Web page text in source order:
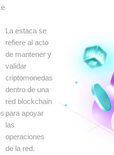
La estaca se
refiere al acto
de mantener y
validar
criptomonedas
dentro de una
red blockchain
para apoyar
las
operaciones
de la red.